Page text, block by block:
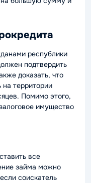
республики
подтвердить
доказать, что
на территории
Помимо этого,
имущество
все
займа можно
соискатель